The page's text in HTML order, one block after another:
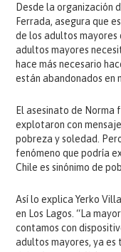
Desde la organización
Ferrada, asegura que
de los adultos mayores
adultos mayores
hace más necesario
están abandonados en
El asesinato de Norma
explotaron con
pobreza y soledad.
fenómeno que podría
Chile es sinónimo de
Así lo explica Yerko
en Los Lagos. “La
contamos con
adultos mayores, ya es